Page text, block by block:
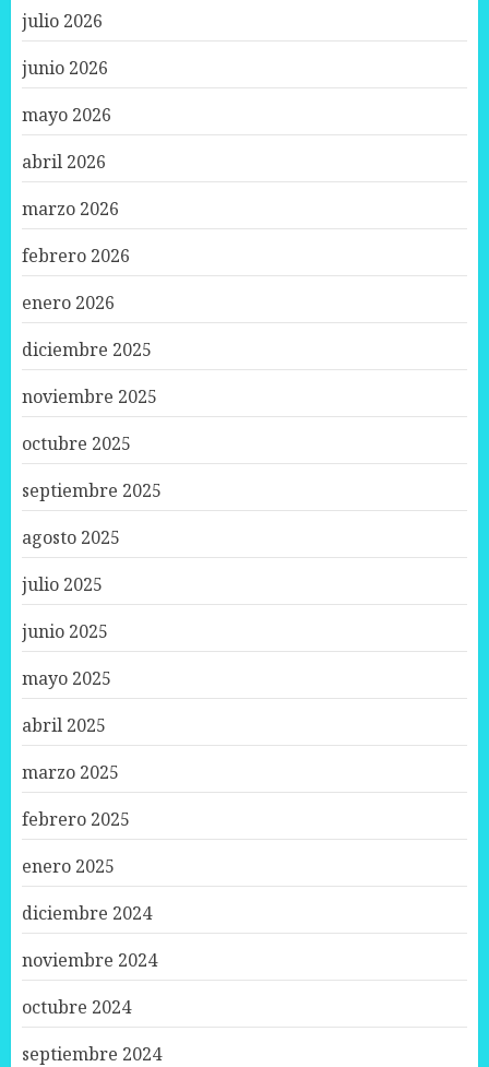
julio 2026
junio 2026
mayo 2026
abril 2026
marzo 2026
febrero 2026
enero 2026
diciembre 2025
noviembre 2025
octubre 2025
septiembre 2025
agosto 2025
julio 2025
junio 2025
mayo 2025
abril 2025
marzo 2025
febrero 2025
enero 2025
diciembre 2024
noviembre 2024
octubre 2024
septiembre 2024